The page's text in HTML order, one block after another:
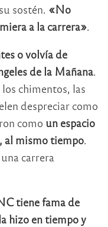
sostén. «No
a la carrera».
o volvía de
de la Mañana.
chimentos, las
despreciar como
como un espacio
al mismo tiempo.
carrera
tiene fama de
hizo en tiempo y